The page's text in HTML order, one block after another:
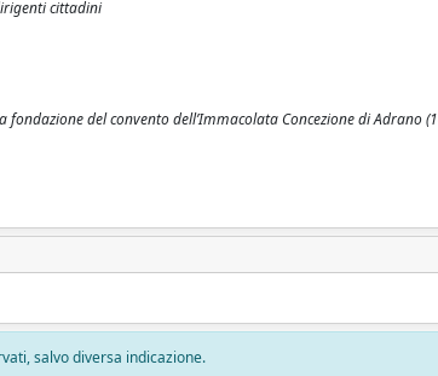
cittadini
del convento dell’Immacolata Concezione di Adrano
salvo diversa indicazione.